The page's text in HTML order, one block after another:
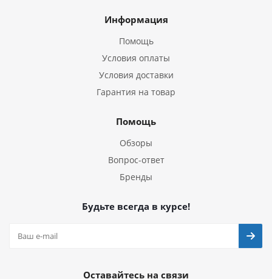
Информация
Помощь
Условия оплаты
Условия доставки
Гарантия на товар
Помощь
Обзоры
Вопрос-ответ
Бренды
Будьте всегда в курсе!
Оставайтесь на связи